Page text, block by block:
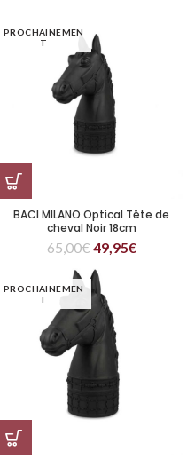
PROCHAINEMEN
T
BACI MILANO Optical Tête de
cheval Noir 18cm
65,00€49,95€
PROCHAINEMEN
T